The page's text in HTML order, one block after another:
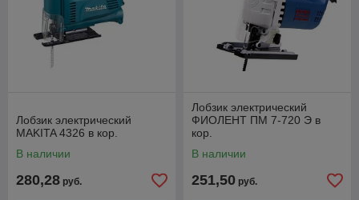
Лобзик электрический
MAKITA 4326 в кор.
В наличии
280,28 руб.
Лобзик электрический
ФИОЛЕНТ ПМ 7-720 Э в
кор.
В наличии
251,50 руб.